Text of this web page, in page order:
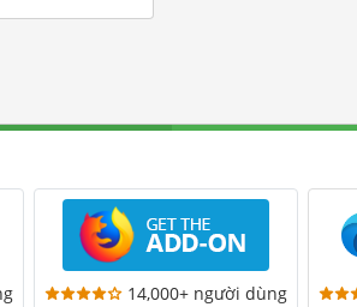
14,000+ người dùng